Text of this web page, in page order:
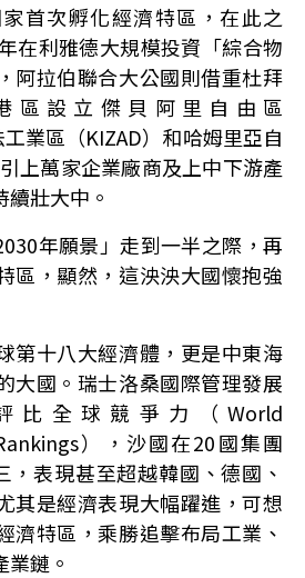
首次孵化經濟特區，在此之
在利雅德大規模投資「綜合物
阿拉伯聯合大公國則借重杜拜
區設立傑貝阿里自由區
工業區（KIZAD）和哈姆里亞自
上萬家企業廠商及上中下游產
壯大中。
年願景」走到一半之際，再
區，顯然，這泱泱大國懷抱強
第十八大經濟體，更是中東海
大國。瑞士洛桑國際管理發展
比全球競爭力（World
），沙國在20國集團
，表現甚至超越韓國、德國、
其是經濟表現大幅躍進，可想
濟特區，乘勝追擊布局工業、
鏈。